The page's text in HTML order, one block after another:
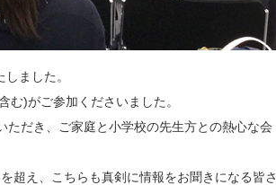
ました。
)がご参加くださいました。
だき、ご家庭と小学校の先生方との熱心な会
超え、こちらも真剣に情報をお聞きになる皆さ